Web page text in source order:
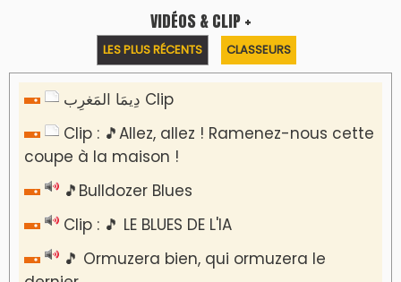
l’équité territoriale
​Lancement de la plateforme “Observatoire
des projets” du Ministère de l’Équipement et
AGENDA CULTUREL